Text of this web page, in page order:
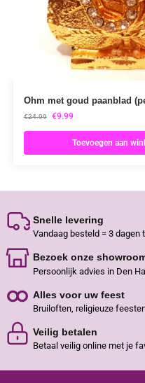
Ohm met goud paanblad
€24.99 €9.99
Toevoegen aan
Snelle levering
Vandaag besteld = 3 dagen
Bezoek onze
Persoonlijk advies in Den
Alles voor uw feest
Bruiloften, religieuze
Veilig betalen
Betaal veilig online met je